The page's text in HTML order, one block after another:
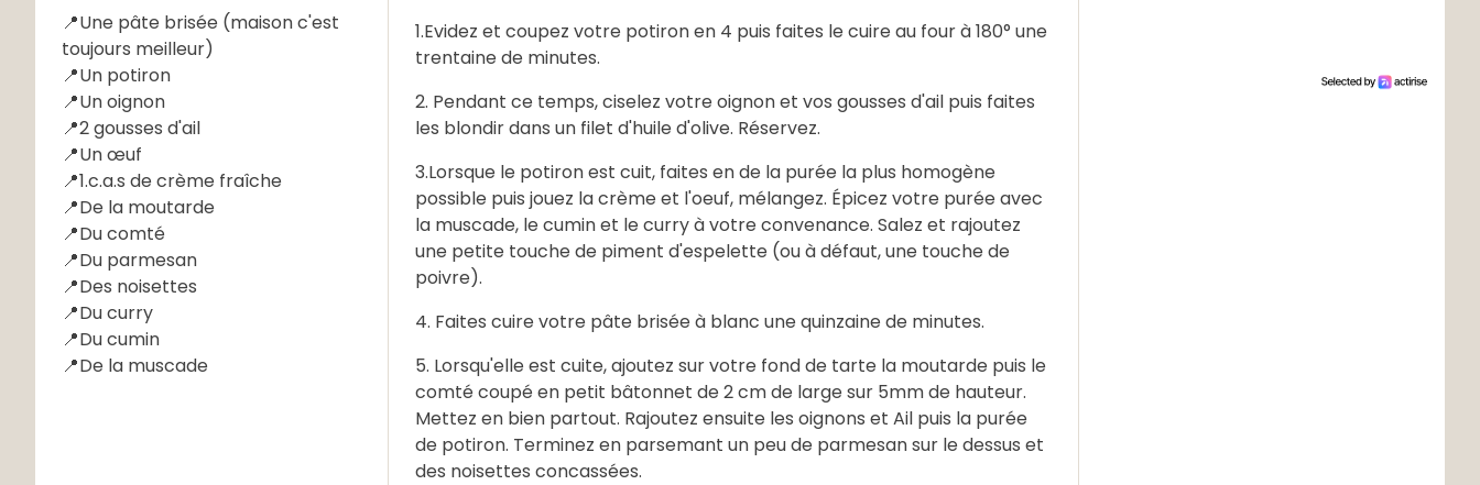
📍Une pâte brisée (maison c'est
toujours meilleur)
📍Un potiron
📍Un oignon
📍2 gousses d'ail
📍Un œuf
📍1.c.a.s de crème fraîche
📍De la moutarde
📍Du comté
📍Du parmesan
📍Des noisettes
📍Du curry
📍Du cumin
📍De la muscade
1.Evidez et coupez votre potiron en 4 puis faites le cuire au four à 180° une
trentaine de minutes.
2. Pendant ce temps, ciselez votre oignon et vos gousses d'ail puis faites
les blondir dans un filet d'huile d'olive. Réservez.
3.Lorsque le potiron est cuit, faites en de la purée la plus homogène
possible puis jouez la crème et l'oeuf, mélangez. Épicez votre purée avec
la muscade, le cumin et le curry à votre convenance. Salez et rajoutez
une petite touche de piment d'espelette (ou à défaut, une touche de
poivre).
4. Faites cuire votre pâte brisée à blanc une quinzaine de minutes.
5. Lorsqu'elle est cuite, ajoutez sur votre fond de tarte la moutarde puis le
comté coupé en petit bâtonnet de 2 cm de large sur 5mm de hauteur.
Mettez en bien partout. Rajoutez ensuite les oignons et Ail puis la purée
de potiron. Terminez en parsemant un peu de parmesan sur le dessus et
des noisettes concassées.